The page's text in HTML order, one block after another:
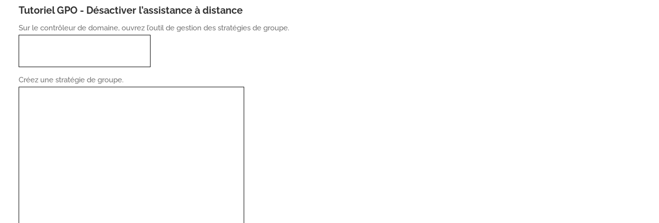
Tutoriel GPO - Désactiver l’assistance à distance
Sur le contrôleur de domaine, ouvrez l’outil de gestion des stratégies de groupe.
Créez une stratégie de groupe.